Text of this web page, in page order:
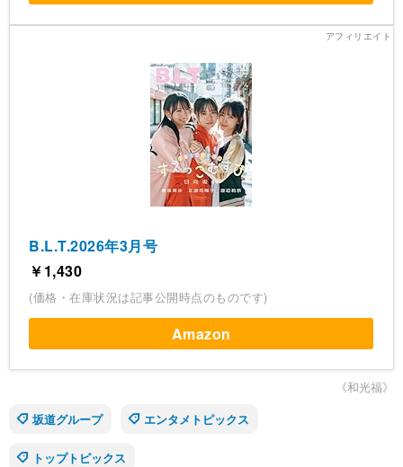
B.L.T.2026年3月号
￥1,430
(価格・在庫状況は記事公開時点のものです)
Amazon
《和光福》
坂道グループ
エンタメトピックス
トップトピックス